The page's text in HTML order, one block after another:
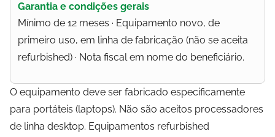
Garantia e condições gerais
Mínimo de 12 meses · Equipamento novo, de
primeiro uso, em linha de fabricação (não se aceita
refurbished) · Nota fiscal em nome do beneficiário.
O equipamento deve ser fabricado especificamente
para portáteis (laptops). Não são aceitos processadores
de linha desktop. Equipamentos refurbished